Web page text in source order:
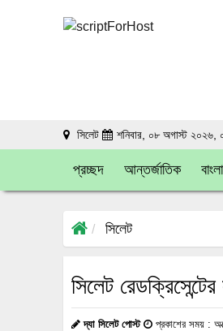
সিলেট শনিবার, ০৮ অগাস্ট ২০২৬,
প্রচ্ছদ আন্তর্জাতিক
সিলেট
সিলেট রেডক্রিসেন্টের
দ্যা সিলেট পোস্ট প্রকাশের সময় :